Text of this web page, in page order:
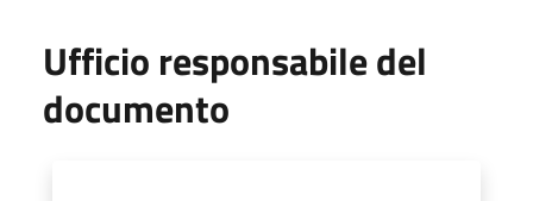
Ufficio responsabile del
documento